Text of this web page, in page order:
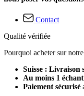
Contact
Qualité vérifiée
Pourquoi acheter sur
Suisse : Livraison
Au moins 1
Paiement sécurisé